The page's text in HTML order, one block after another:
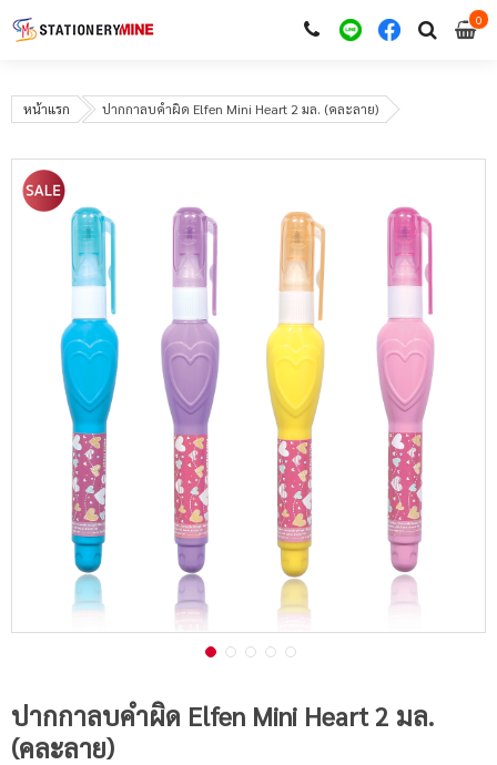
00
หน้าแรก ปากกาลบคำผิด Elfen Mini Heart 2 มล. (คละลาย)
ปากกาลบคำผิด Elfen Mini Heart 2 มล.
(คละลาย)